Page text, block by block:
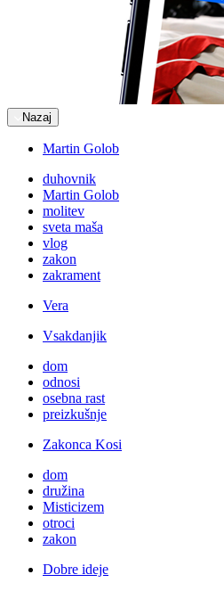
Nazaj
Martin Golob
duhovnik
Martin Golob
molitev
sveta maša
vlog
zakon
zakrament
Vera
Vsakdanjik
dom
odnosi
osebna rast
preizkušnje
Zakonca Kosi
dom
družina
Misticizem
otroci
zakon
Dobre ideje